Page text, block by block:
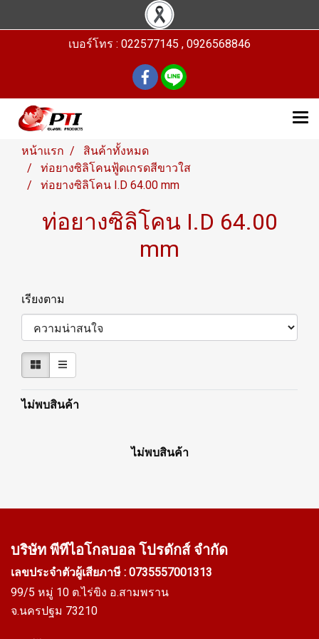
เบอร์โทร : 022577145 , 0926568846
หน้าแรก
สินค้าทั้งหมด
ท่อยางซิลิโคนฟู้ดเกรดสีขาวใส
ท่อยางซิลิโคน I.D 64.00 mm
ท่อยางซิลิโคน I.D 64.00
mm
เรียงตาม
ไม่พบสินค้า
ไม่พบสินค้า
บริษัท พีทีไอโกลบอล โปรดักส์ จำกัด
เลขประจำตัวผู้เสียภาษี : 0735557001313
99/5 หมู่ 10 ต.ไร่ขิง อ.สามพราน
จ.นครปฐม 73210